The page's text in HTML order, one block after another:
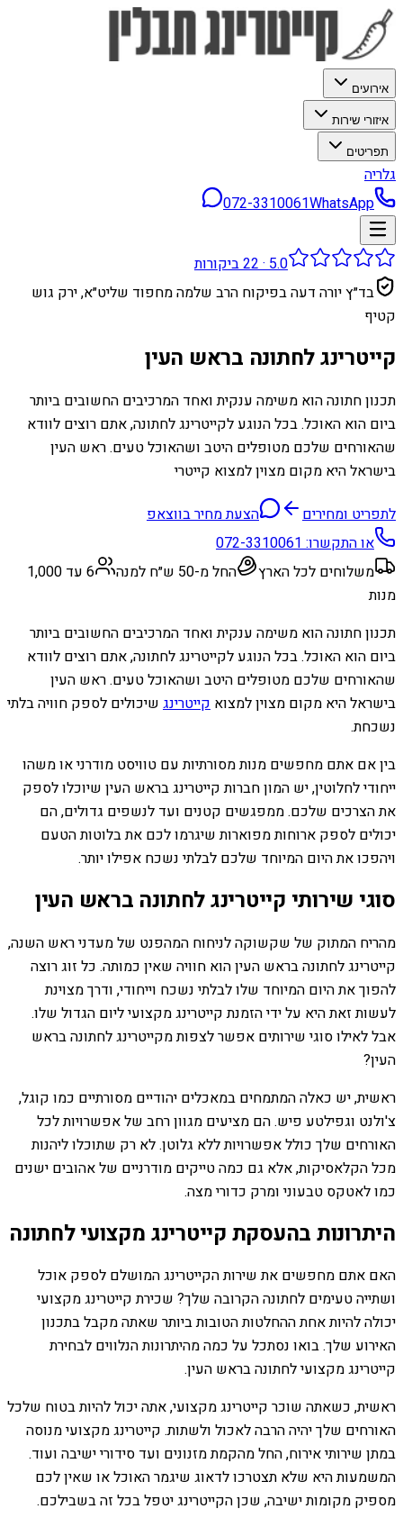
אירועים
איזורי שירות
תפריטים
גלריה
072-3310061WhatsApp
5.0
·
22ביקורות
בד״ץ יורה דעה בפיקוח הרב שלמה מחפוד שליט״א, ירק גוש
קטיף
קייטרינג לחתונה בראש העין
תכנון חתונה הוא משימה ענקית ואחד המרכיבים החשובים ביותר
ביום הוא האוכל. בכל הנוגע לקייטרינג לחתונה, אתם רוצים לוודא
שהאורחים שלכם מטופלים היטב ושהאוכל טעים. ראש העין
בישראל היא מקום מצוין למצוא קייטרי
לתפריט ומחירים
הצעת מחיר בווצאפ
או התקשרו:072-3310061
משלוחים לכל הארץ
החל מ-50 ש״ח למנה
6 עד 1,000
מנות
תכנון חתונה הוא משימה ענקית ואחד המרכיבים החשובים ביותר
ביום הוא האוכל. בכל הנוגע לקייטרינג לחתונה, אתם רוצים לוודא
שהאורחים שלכם מטופלים היטב ושהאוכל טעים. ראש העין
בישראל היא מקום מצוין למצוא קייטרינג שיכולים לספק חוויה בלתי
נשכחת.
בין אם אתם מחפשים מנות מסורתיות עם טוויסט מודרני או משהו
ייחודי לחלוטין, יש המון חברות קייטרינג בראש העין שיוכלו לספק
את הצרכים שלכם. ממפגשים קטנים ועד לנשפים גדולים, הם
יכולים לספק ארוחות מפוארות שיגרמו לכם את בלוטות הטעם
ויהפכו את היום המיוחד שלכם לבלתי נשכח אפילו יותר.
סוגי שירותי קייטרינג לחתונה בראש העין
מהריח המתוק של שקשוקה לניחוח המהפנט של מעדני ראש השנה,
קייטרינג לחתונה בראש העין הוא חוויה שאין כמותה. כל זוג רוצה
להפוך את היום המיוחד שלו לבלתי נשכח וייחודי, ודרך מצוינת
לעשות זאת היא על ידי הזמנת קייטרינג מקצועי ליום הגדול שלו.
אבל לאילו סוגי שירותים אפשר לצפות מקייטרינג לחתונה בראש
העין?
ראשית, יש כאלה המתמחים במאכלים יהודיים מסורתיים כמו קוגל,
צ'ולנט וגפילטע פיש. הם מציעים מגוון רחב של אפשרויות לכל
האורחים שלך כולל אפשרויות ללא גלוטן. לא רק שתוכלו ליהנות
מכל הקלאסיקות, אלא גם כמה טייקים מודרניים של אהובים ישנים
כמו לאטקס טבעוני ומרק כדורי מצה.
היתרונות בהעסקת קייטרינג מקצועי לחתונה
האם אתם מחפשים את שירות הקייטרינג המושלם לספק אוכל
ושתייה טעימים לחתונה הקרובה שלך? שכירת קייטרינג מקצועי
יכולה להיות אחת ההחלטות הטובות ביותר שאתה מקבל בתכנון
האירוע שלך. בואו נסתכל על כמה מהיתרונות הנלווים לבחירת
קייטרינג מקצועי לחתונה בראש העין.
ראשית, כשאתה שוכר קייטרינג מקצועי, אתה יכול להיות בטוח שלכל
האורחים שלך יהיה הרבה לאכול ולשתות. קייטרינג מקצועי מנוסה
במתן שירותי אירוח, החל מהקמת מזנונים ועד סידורי ישיבה ועוד.
המשמעות היא שלא תצטרכו לדאוג שיגמר האוכל או שאין לכם
מספיק מקומות ישיבה, שכן הקייטרינג יטפל בכל זה בשבילכם.